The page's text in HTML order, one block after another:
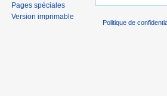
Pages spéciales
Version imprimable
Politique de